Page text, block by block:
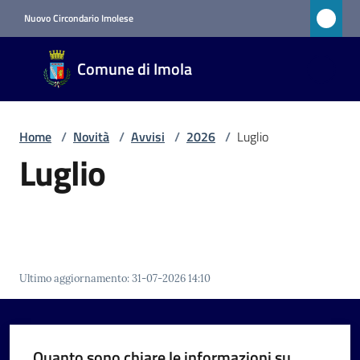
Nuovo Circondario Imolese
Comune di Imola
Comune
di Imola
RETE
Amministrazione
Servizi
Home / Novità / Avvisi / 2026 / Luglio
Luglio
Ultimo aggiornamento:31-07-2026 14:10